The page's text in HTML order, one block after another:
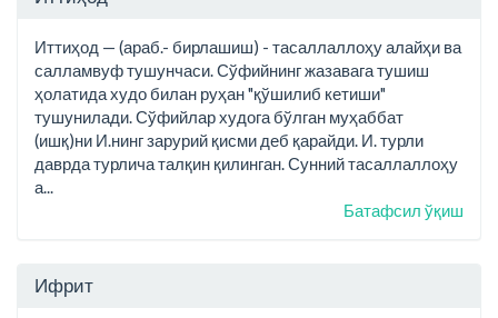
Иттиҳод — (араб.- бирлашиш) - тасаллаллоҳу алайҳи ва
салламвуф тушунчаси. Сўфийнинг жазавага тушиш
ҳолатида худо билан руҳан "қўшилиб кетиши"
тушунилади. Сўфийлар худога бўлган муҳаббат
(ишқ)ни И.нинг зарурий қисми деб қарайди. И. турли
даврда турлича талқин қилинган. Сунний тасаллаллоҳу
а...
Батафсил ўқиш
Ифрит